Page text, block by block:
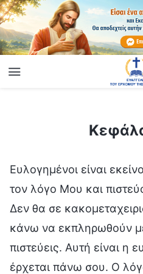
Ευλογημένοι είναι
τον λόγο Μου και
Δεν θα σε
κάνω να εκπληρωθούν
πιστεύεις. Αυτή είναι η
έρχεται πάνω σου. Ο